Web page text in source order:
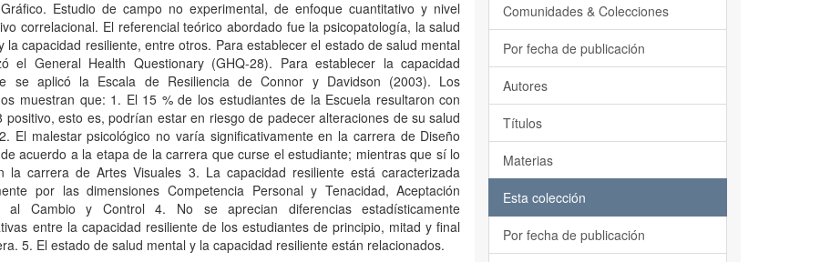
Estudio de campo no experimental, de enfoque cuantitativo y nivel
correlacional. El referencial teórico abordado fue la psicopatología, la salud
la capacidad resiliente, entre otros. Para establecer el estado de salud mental
el General Health Questionary (GHQ-28). Para establecer la capacidad
se aplicó la Escala de Resiliencia de Connor y Davidson (2003). Los
muestran que: 1. El 15 % de los estudiantes de la Escuela resultaron con
positivo, esto es, podrían estar en riesgo de padecer alteraciones de su salud
El malestar psicológico no varía significativamente en la carrera de Diseño
acuerdo a la etapa de la carrera que curse el estudiante; mientras que sí lo
la carrera de Artes Visuales 3. La capacidad resiliente está caracterizada
por las dimensiones Competencia Personal y Tenacidad, Aceptación
al Cambio y Control 4. No se aprecian diferencias estadísticamente
entre la capacidad resiliente de los estudiantes de principio, mitad y final
5. El estado de salud mental y la capacidad resiliente están relacionados.
Comunidades & Colecciones
Por fecha de publicación
Autores
Títulos
Materias
Esta colección
Por fecha de publicación